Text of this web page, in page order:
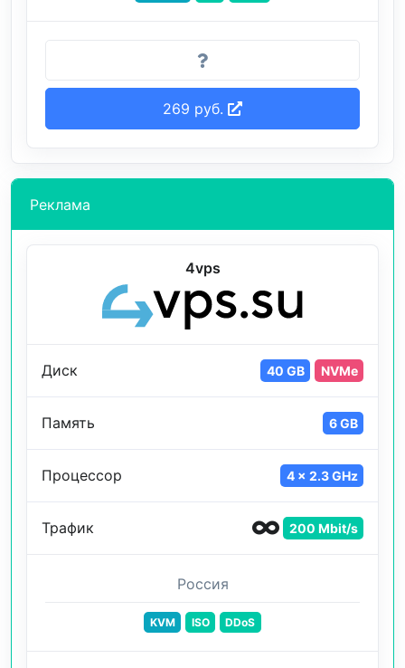
269 руб.
Реклама
4vps
Диск 40 GB NVMe
Память 6 GB
Процессор 4 x 2.3 GHz
Трафик 200 Mbit/s
Россия
KVM ISO DDoS